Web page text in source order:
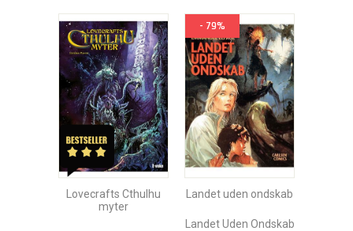
Lovecrafts Cthulhu
myter
- 79%
Landet uden ondskab
Landet Uden Ondskab